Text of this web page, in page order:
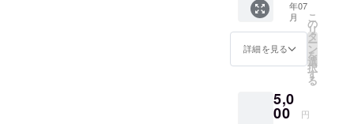
者より
届きま
す
年07
月
詳細を見る
こ
の
リ
タ
ー
ン
を
選
択
す
る
5,0
00 円